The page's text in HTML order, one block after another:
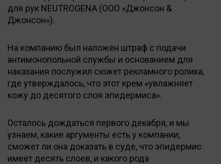
для рук NEUTROGENA (ООО «Джонсон &
Джонсон»).
На компанию был наложен штраф с подачи
антимонопольной службы и основанием для
наказания послужил сюжет рекламного ролика,
где утверждалось, что этот крем «увлажняет
кожу до десятого слоя эпидермиса».
Осталось дождаться первого декабря, и мы
узнаем, какие аргументы есть у компании,
сможет ли она доказать в суде, что эпидермис
имеет десять слоев, и какого рода